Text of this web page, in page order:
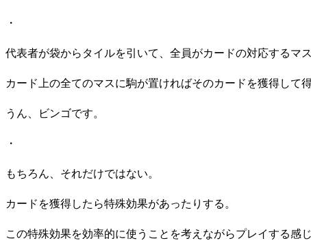
・
代表者が袋からタイルを引いて、全員がカードの対応するマス
カード上の全てのマスに駒が置ければそのカードを獲得して得
うん、ビンゴです。
・
もちろん、それだけではない。
カードを獲得したら特殊効果があったりする。
この特殊効果を効率的に使うことを考えながらプレイする感じ